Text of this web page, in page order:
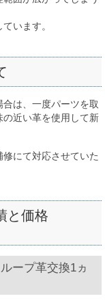
います。
は、一度パーツを取
の近い革を使用して新
にて対応させていた
と価格
ープ革交換1ヵ